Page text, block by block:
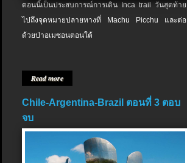
ตอนนี้เป็นประสบการณ์การเดิน Inca trail วันสุดท้าย
ไปถึงจุดหมายปลายทางที่ Machu Picchu และต่อ
ด้วยป่าอเมซอนตอนใต้
Read more
Chile-Argentina-Brazil ตอนที่ 3 ตอบ
จบ